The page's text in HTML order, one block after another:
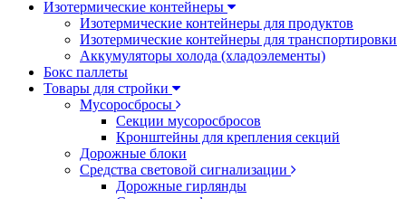
Изотермические контейнеры
Изотермические контейнеры для продуктов
Изотермические контейнеры для транспортировки
Аккумуляторы холода (хладоэлементы)
Бокс паллеты
Товары для стройки
Мусоросбросы
Секции мусоросбросов
Кронштейны для крепления секций
Дорожные блоки
Средства световой сигнализации
Дорожные гирлянды